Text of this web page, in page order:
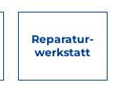
Reparatur­
werkstatt